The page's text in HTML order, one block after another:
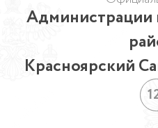
Администрации
Красноярский